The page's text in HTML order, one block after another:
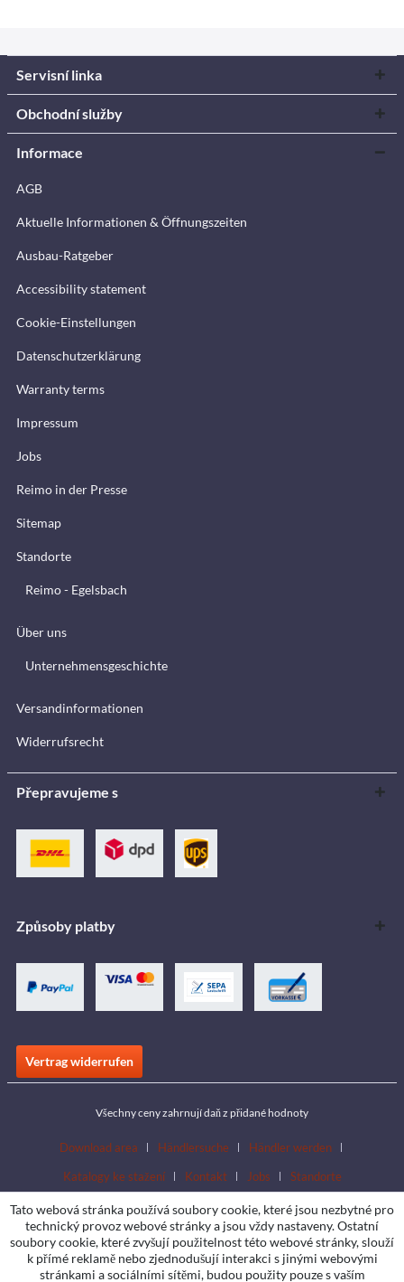
Servisní linka
Obchodní služby
Informace
AGB
Aktuelle Informationen & Öffnungszeiten
Ausbau-Ratgeber
Accessibility statement
Cookie-Einstellungen
Datenschutzerklärung
Warranty terms
Impressum
Jobs
Reimo in der Presse
Sitemap
Standorte
Reimo - Egelsbach
Über uns
Unternehmensgeschichte
Versandinformationen
Widerrufsrecht
Přepravujeme s
Způsoby platby
Vertrag widerrufen
Všechny ceny zahrnují daň z přidané hodnoty
Download area Händlersuche
Händler werden
Katalogy ke stažení
Kontakt Jobs Standorte
Tato webová stránka používá soubory cookie, které jsou nezbytné pro
technický provoz webové stránky a jsou vždy nastaveny. Ostatní
soubory cookie, které zvyšují použitelnost této webové stránky, slouží
k přímé reklamě nebo zjednodušují interakci s jinými webovými
stránkami a sociálními sítěmi, budou použity pouze s vaším